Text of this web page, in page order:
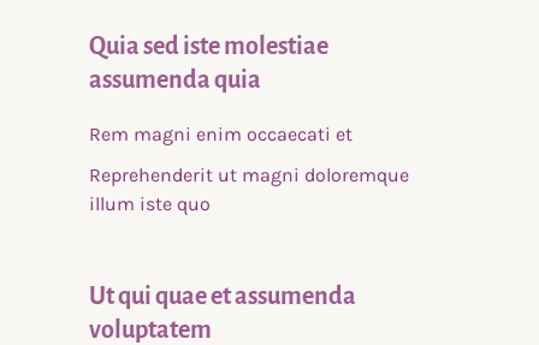
Quia sed iste molestiae
assumenda quia
Rem magni enim occaecati et
Reprehenderit ut magni doloremque
illum iste quo
Ut qui quae et assumenda
voluptatem